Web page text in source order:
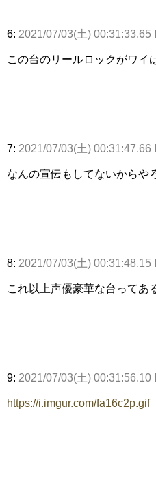
6: 2021/07/03(土)
この台のリールロックがワイ
7: 2021/07/03(土) 00:31:47.66
なんの宣伝もしてないからや
8: 2021/07/03(土)
これ以上声優豪華な台ってあ
9: 2021/07/03(土) 00:31:56.10
https://i.imgur.com/fa16c2p.gif